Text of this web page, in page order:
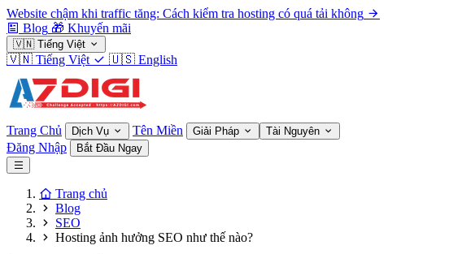
Website chậm khi traffic tăng: Cách kiểm tra hosting có quá tải không
Blog 🎁 Khuyến mãi
🇻🇳 Tiếng Việt
🇻🇳 Tiếng Việt 🇺🇸 English
Trang Chủ Dịch Vụ Tên Miền Giải Pháp Tài Nguyên
Đăng Nhập Bắt Đầu Ngay
Trang chủ
Blog
SEO
Hosting ảnh hưởng SEO như thế nào?